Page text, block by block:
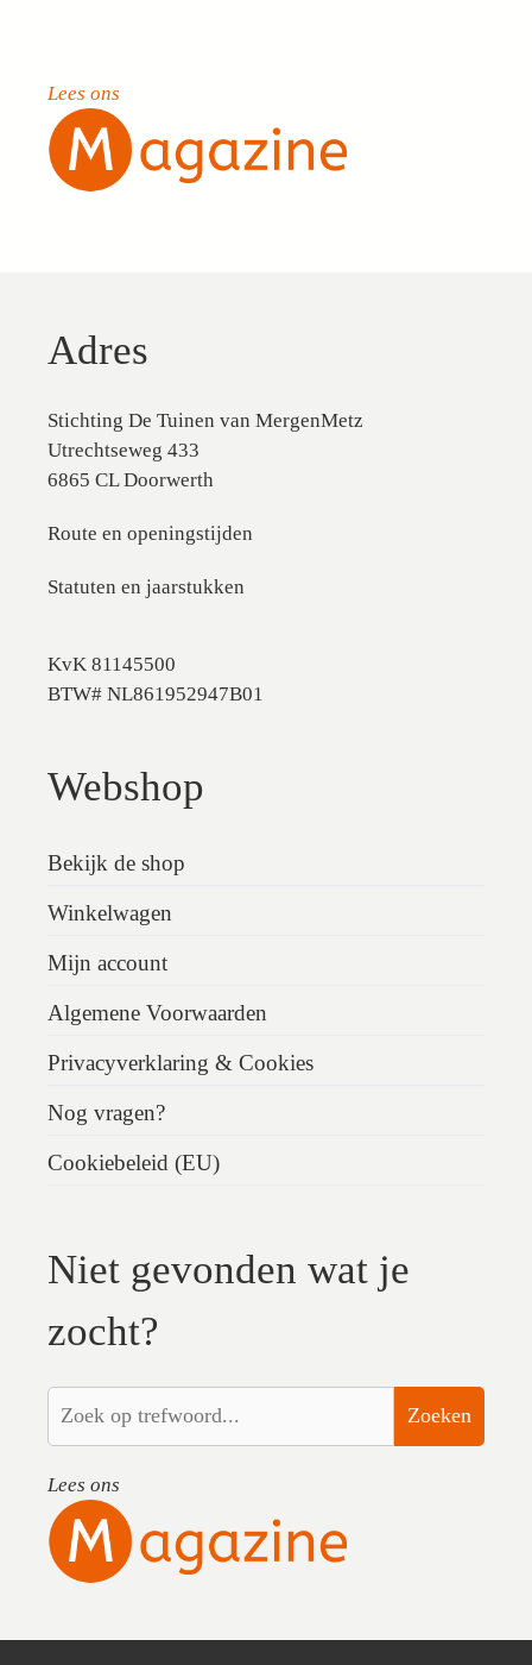
Lees ons
Adres
Stichting De Tuinen van MergenMetz
Utrechtseweg 433
6865 CL Doorwerth
Route en openingstijden
Statuten en jaarstukken
KvK 81145500
BTW# NL861952947B01
Webshop
Bekijk de shop
Winkelwagen
Mijn account
Algemene Voorwaarden
Privacyverklaring & Cookies
Nog vragen?
Cookiebeleid (EU)
Niet gevonden wat je
zocht?
Zoeken
Lees ons